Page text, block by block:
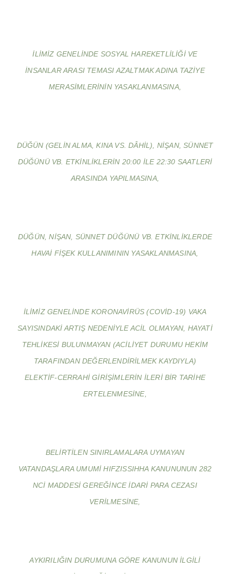
İLIMIZ GENELINDE SOSYAL HAREKETLILIĞI VE
INSANLAR ARASI TEMASI AZALTMAK ADINA TAZIYE
MERASIMLERININ YASAKLANMASINA,
DÜĞÜN (GELIN ALMA, KINA VS. DÂHIL), NIŞAN, SÜNNET
DÜĞÜNÜ VB. ETKINLIKLERIN 20:00 ILE 22:30 SAATLERI
ARASINDA YAPILMASINA,
DÜĞÜN, NIŞAN, SÜNNET DÜĞÜNÜ VB. ETKINLIKLERDE
HAVAI FIŞEK KULLANIMININ YASAKLANMASINA,
İLIMIZ GENELINDE KORONAVIRÜS (COVID-19) VAKA
SAYISINDAKI ARTIŞ NEDENIYLE ACIL OLMAYAN, HAYATI
TEHLIKESI BULUNMAYAN (ACILIYET DURUMU HEKIM
TARAFINDAN DEĞERLENDIRILMEK KAYDIYLA)
ELEKTIF-CERRAHI GIRIŞIMLERIN ILERI BIR TARIHE
ERTELENMESINE,
BELIRTILEN SINIRLAMALARA UYMAYAN
VATANDAŞLARA UMUMI HIFZISSIHHA KANUNUNUN 282
NCI MADDESI GEREĞINCE IDARI PARA CEZASI
VERILMESINE,
AYKIRILIĞIN DURUMUNA GÖRE KANUNUN ILGILI